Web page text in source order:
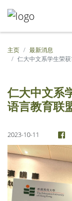
主页
最新消息
仁大中文系学生荣
仁大中文系
语言教育联
2023-10-11